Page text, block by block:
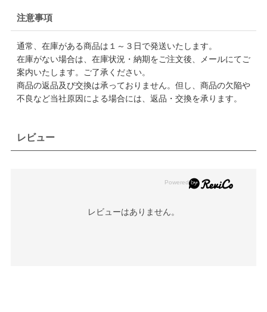
注意事項
通常、在庫がある商品は１～３日で発送いたします。
在庫がない場合は、在庫状況・納期をご注文後、メールにてご
案内いたします。ご了承ください。
商品の返品及び交換は承っておりません。但し、商品の欠陥や
不良など当社原因による場合には、返品・交換を承ります。
レビュー
レビューはありません。